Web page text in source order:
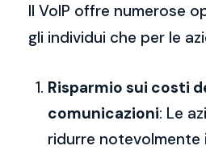
Il VoIP offre numerose
gli individui che per le
Risparmio sui costi
comunicazioni: Le
ridurre notevolmente